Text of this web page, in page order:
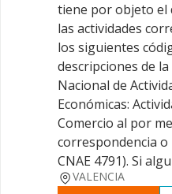
tiene por objeto el
las actividades
los siguientes
descripciones de la
Nacional de
Económicas:
Comercio al por
correspondencia
CNAE 4791). Si
VALENCIA